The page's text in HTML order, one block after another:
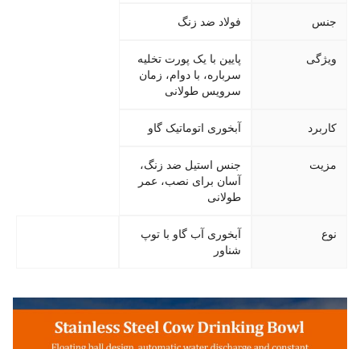
جنس فولاد ضد زنگ
ویژگی
پایین با یک پورت تخلیه
سرباره، با دوام، زمان
سرویس طولانی
کاربرد آبخوری اتوماتیک گاو
مزیت
جنس استیل ضد زنگ،
آسان برای نصب، عمر
طولانی
نوع
آبخوری آب گاو با توپ
شناور